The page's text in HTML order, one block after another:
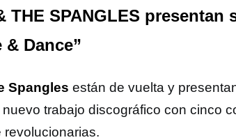
THE SPANGLES presentan
Dance”
Spangles están de vuelta y
nuevo trabajo discográfico con cinco